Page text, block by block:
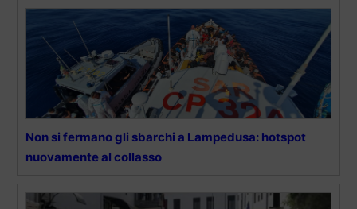
Non si fermano gli sbarchi a Lampedusa: hotspot
nuovamente al collasso